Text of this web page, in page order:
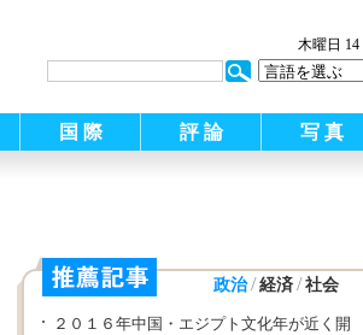
木曜日 14
国 際 評 論 写 真
政治 / 経済 / 社会
２０１６年中国・エジプト文化年が近く開